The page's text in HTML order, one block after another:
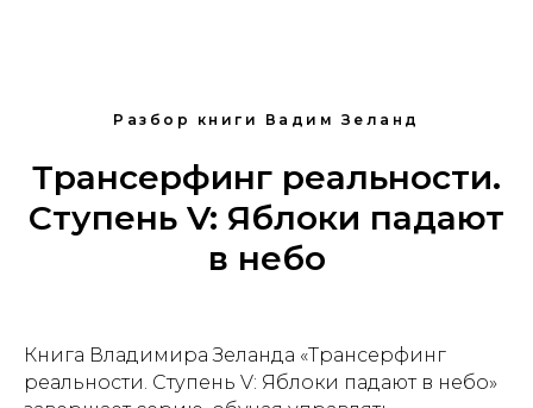
Разбор книги Вадим Зеланд
Трансерфинг реальности.
Ступень V: Яблоки падают
в небо
Книга Владимира Зеланда «Трансерфинг
реальности. Ступень V: Яблоки падают в небо»